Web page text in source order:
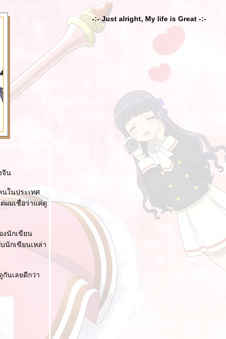
-:- Just alright, My life is Great -:-
จีน
ในประเทศ
ผมเชื่อว่าแค่ดู
งนักเขียน
นักเขียนเหล่า
กันเลยดีกว่า